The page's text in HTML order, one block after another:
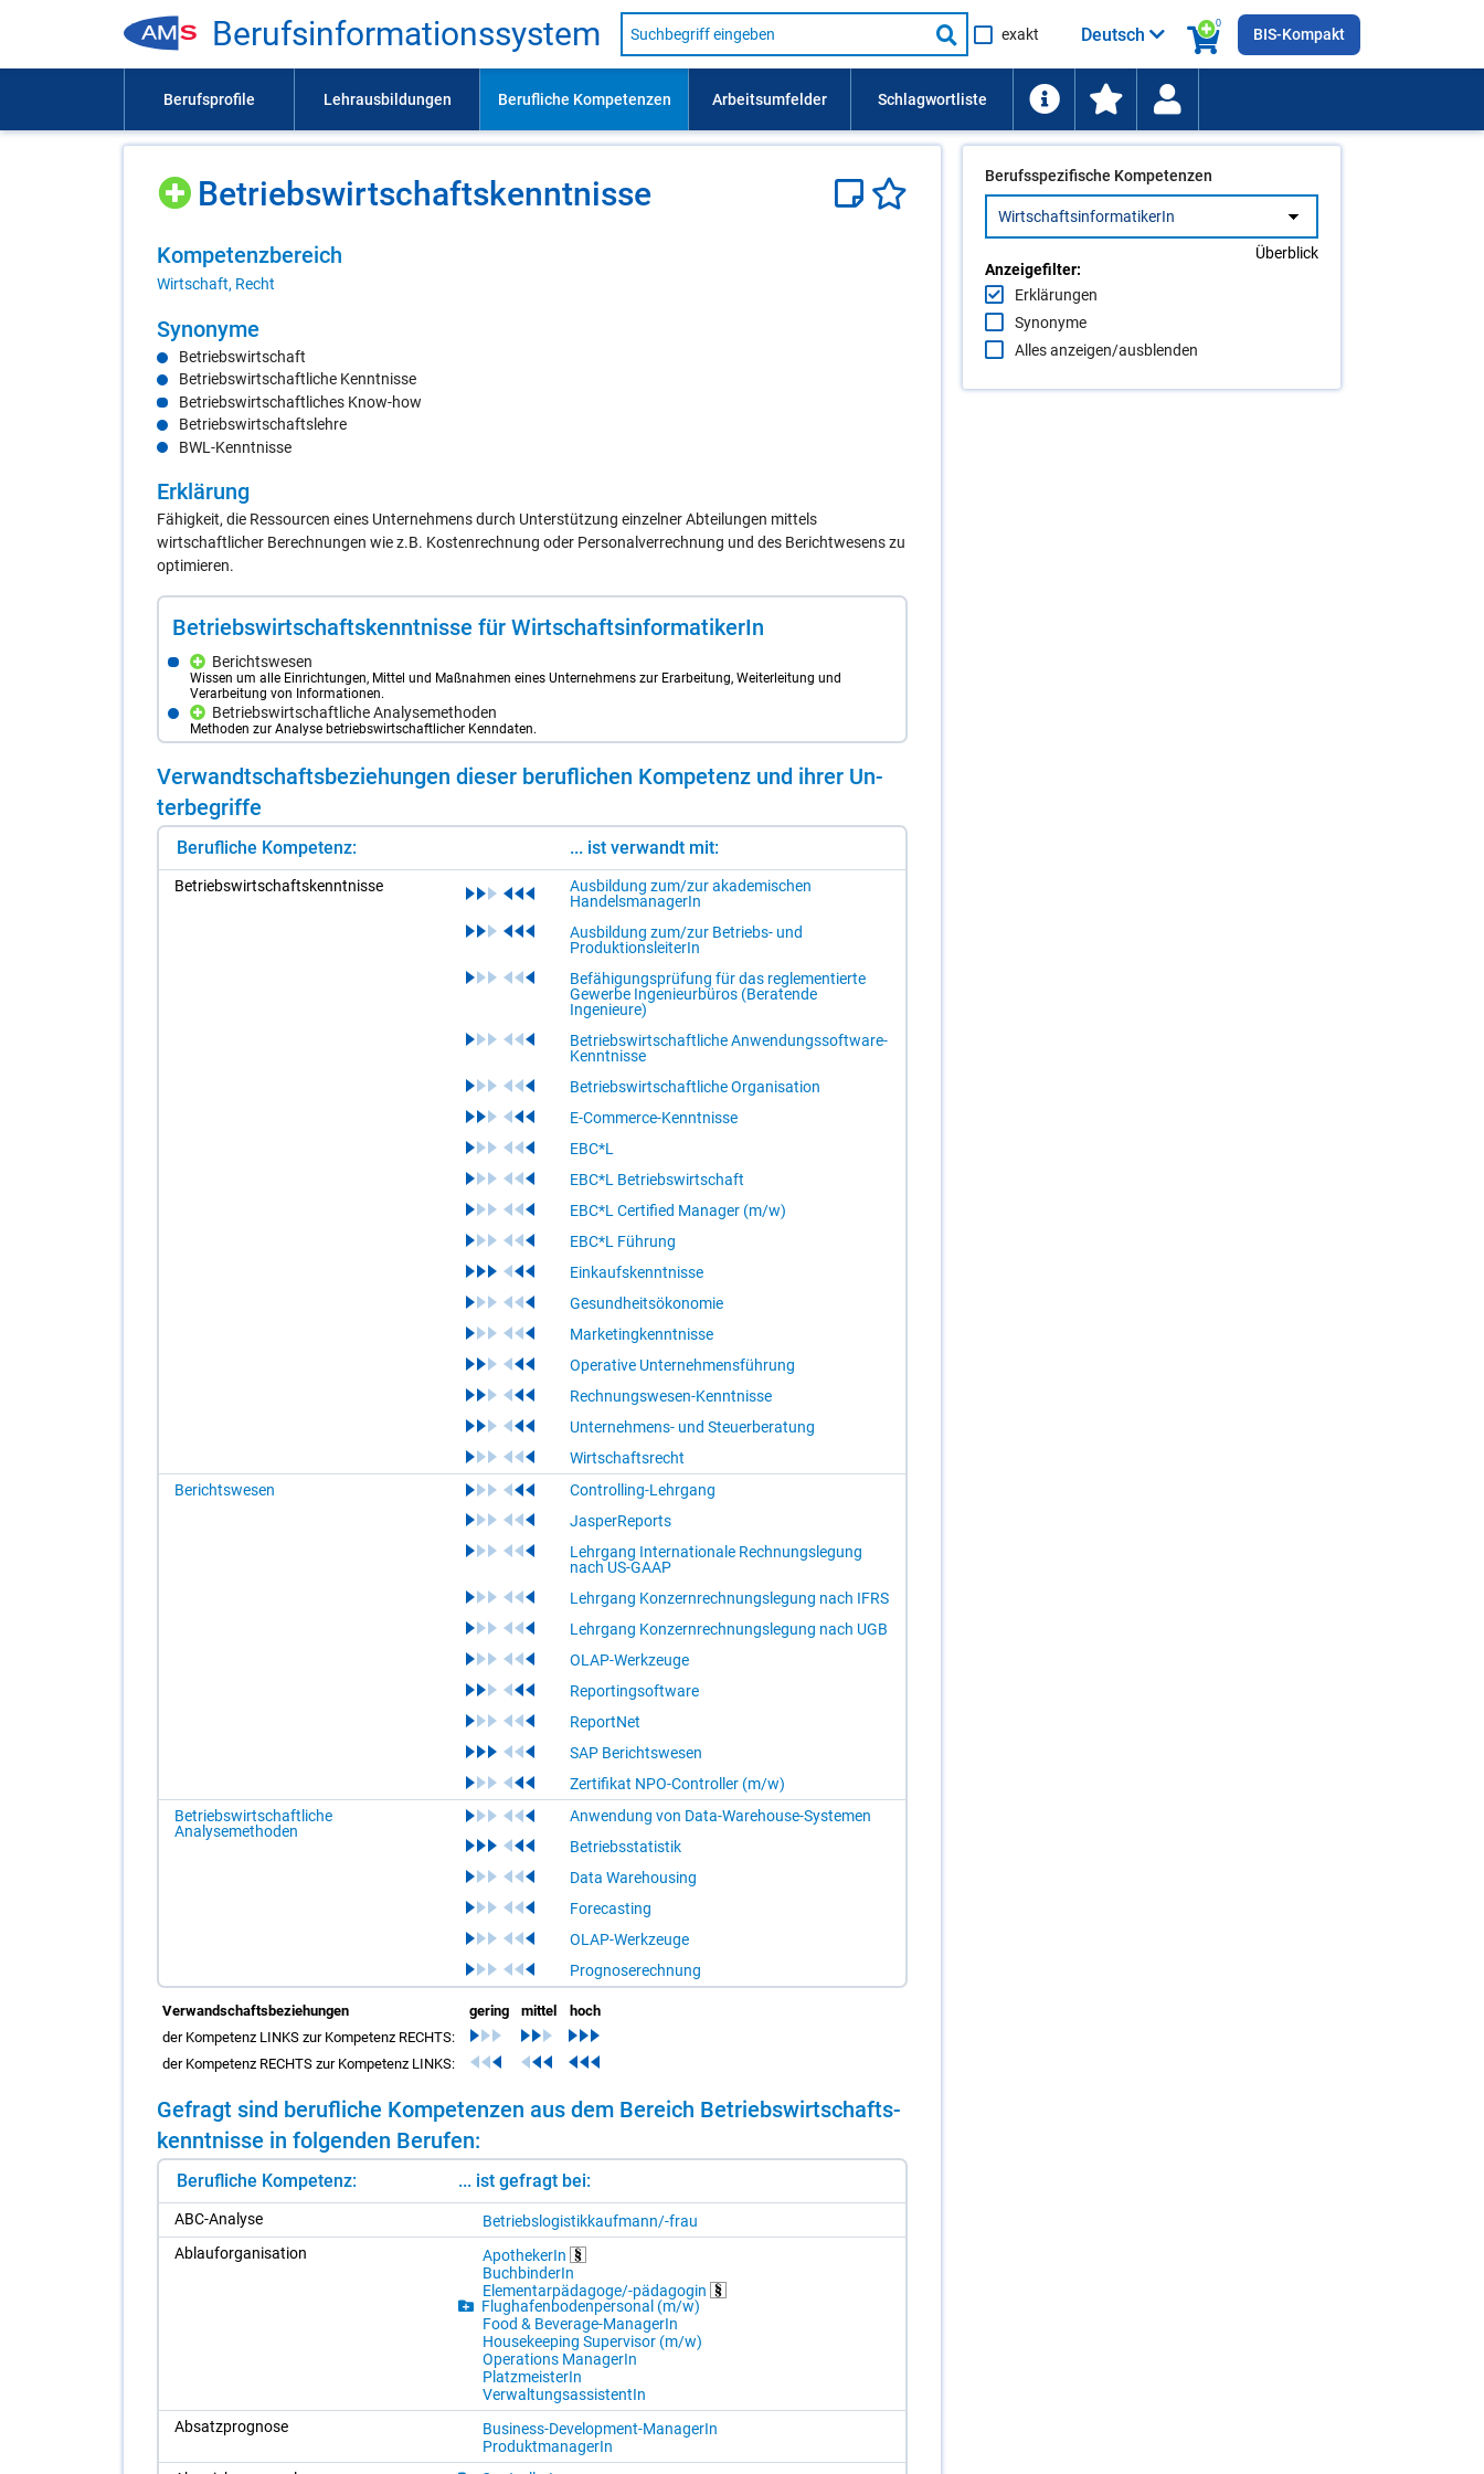
Be­rufs­in­for­ma­ti­ons­sys­tem
Suche
nach
Lehrausbildung,
usw.
Suche
starten
exakt
0
Deutsch BIS-Kompakt
Be­triebs­wirt­schafts­kennt­nis­se
Kom­pe­tenz­be­reich
Wirtschaft, Recht
Syn­ony­me
Betriebswirtschaft
Betriebswirtschaftliche Kenntnisse
Betriebswirtschaftliches Know-how
Betriebswirtschaftslehre
BWL-Kenntnisse
Er­klä­rung
Fähigkeit, die Ressourcen eines Unternehmens durch Unterstützung einzelner Abteilungen mittels
wirtschaftlicher Berechnungen wie z.B. Kostenrechnung oder Personalverrechnung und des Berichtwesens zu
optimieren.
Be­triebs­wirt­schafts­kennt­nis­se für Wirt­schafts­in­for­ma­ti­ke­rIn
Berichtswesen
Wissen um alle Einrichtungen, Mittel und Maßnahmen eines Unternehmens zur Erarbeitung, Weiterleitung und
Verarbeitung von Informationen.
Betriebswirtschaftliche Analysemethoden
Methoden zur Analyse betriebswirtschaftlicher Kenndaten.
Ver­wandt­schafts­be­zie­hun­gen die­ser be­ruf­li­chen Kom­pe­tenz und ih­rer Un­
ter­be­grif­fe
Berufliche Kompetenz: ... ist verwandt mit:
Be­triebs­wirt­schafts­kennt­nis­se
Ausbildung zum/zur akademischen
HandelsmanagerIn
Ausbildung zum/zur Betriebs- und
ProduktionsleiterIn
Befähigungsprüfung für das reglementierte
Gewerbe Ingenieurbüros (Beratende
Ingenieure)
Betriebswirtschaftliche Anwendungssoftware-
Kenntnisse
Betriebswirtschaftliche Organisation
E-Commerce-Kenntnisse
EBC*L
EBC*L Betriebswirtschaft
EBC*L Certified Manager (m/w)
EBC*L Führung
Einkaufskenntnisse
Gesundheitsökonomie
Marketingkenntnisse
Operative Unternehmensführung
Rechnungswesen-Kenntnisse
Unternehmens- und Steuerberatung
Wirtschaftsrecht
Berichtswesen
Controlling-Lehrgang
JasperReports
Lehrgang Internationale Rechnungslegung
nach US-GAAP
Lehrgang Konzernrechnungslegung nach IFRS
Lehrgang Konzernrechnungslegung nach UGB
OLAP-Werkzeuge
Reportingsoftware
ReportNet
SAP Berichtswesen
Zertifikat NPO-Controller (m/w)
Betriebswirtschaftliche
Analysemethoden
Anwendung von Data-Warehouse-Systemen
Betriebsstatistik
Data Warehousing
Forecasting
OLAP-Werkzeuge
Prognoserechnung
Verwandschaftsbeziehungen gering mittel
hoch
der Kompetenz LINKS zur Kompetenz RECHTS:
der Kompetenz RECHTS zur Kompetenz LINKS:
Ge­fragt sind be­ruf­li­che Kom­pe­ten­zen aus dem Be­reich Be­triebs­wirt­schafts­
kennt­nis­se in fol­gen­den Be­ru­fen:
Berufliche Kompetenz: ... ist gefragt bei:
ABC-Ana­ly­se
Be­triebs­lo­gis­tik­kauf­mann/-​frau
Ab­lauf­or­ga­ni­sa­ti­on
Apo­the­ke­rIn
Buch­bin­de­rIn
Ele­men­tar­päd­ago­ge/-​päd­ago­gin
Flug­ha­fen­bo­den­per­so­nal (m/​w)
Food & Be­ver­age-Ma­na­ge­rIn
Hou­se­ke­eping Su­per­vi­sor (m/​w)
Ope­ra­ti­ons Ma­na­ge­rIn
Platz­meis­te­rIn
Ver­wal­tungs­as­sis­ten­tIn
Ab­satz­pro­gno­se
Busi­ness-De­ve­lop­ment-Ma­na­ge­rIn
Pro­dukt­ma­na­ge­rIn
Berufsspezifische Kompetenzen
Überblick
Anzeigefilter:
Erklärungen
Synonyme
Alles anzeigen/ausblenden